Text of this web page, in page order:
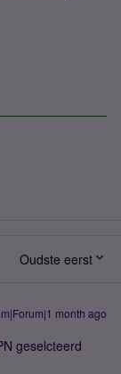
Oudste eerst
month ago
geselcteerd